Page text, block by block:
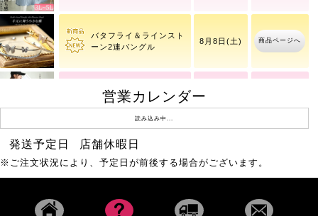
バタフライ＆ラインスト
ーン2連バングル
8月8日(土) 商品ページへ
大きいサイズ レディース
レー
8月8日(土)
ドットフレアスリーブプ
ルオーバー
大きいサイズ レディース
スト
8月8日(土)
商品ページへ
営業カレンダー
読み込み中...
発送予定日 店舗休暇日
※ご注文状況により、予定日が前後する場合がございます。